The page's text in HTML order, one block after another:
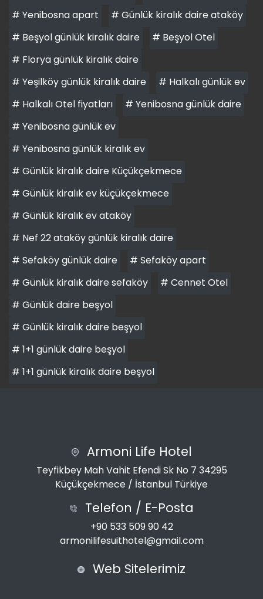
# Yenibosna apart
# Günlük kiralık daire ataköy
# Beşyol günlük kiralık daire
# Beşyol Otel
# Florya günlük kiralık daire
# Yeşilköy günlük kiralık daire
# Halkalı günlük ev
# Halkalı Otel fiyatları
# Yenibosna günlük daire
# Yenibosna günlük ev
# Yenibosna günlük kiralık ev
# Günlük kiralık daire Küçükçekmece
# Günlük kiralık ev küçükçekmece
# Günlük kiralık ev ataköy
# Nef 22 ataköy günlük kiralık daire
# Sefaköy günlük daire
# Sefaköy apart
# Günlük kiralık daire sefaköy
# Cennet Otel
# Günlük daire beşyol
# Günlük kiralık daire beşyol
# 1+1 günlük daire beşyol
# 1+1 günlük kiralık daire beşyol
Armoni Life Hotel
Teyfikbey Mah Vahit Efendi Sk No 7 34295
Küçükçekmece / İstanbul Türkiye
Telefon / E-Posta
+90 533 509 90 42
armonilifesuithotel@gmail.com
Web Sitelerimiz